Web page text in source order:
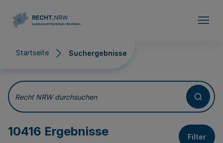
Startseite Suchergebnisse
Suchergebnisse
Recht NRW durchsuchen
10416 Ergebnisse Filter